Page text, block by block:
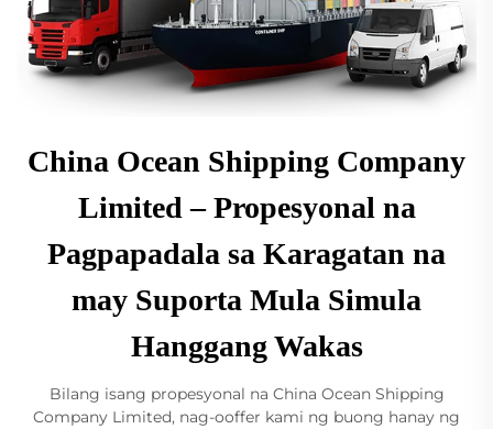
China Ocean Shipping Company
Limited – Propesyonal na
Pagpapadala sa Karagatan na
may Suporta Mula Simula
Hanggang Wakas
Bilang isang propesyonal na China Ocean Shipping
Company Limited, nag-ooffer kami ng buong hanay ng